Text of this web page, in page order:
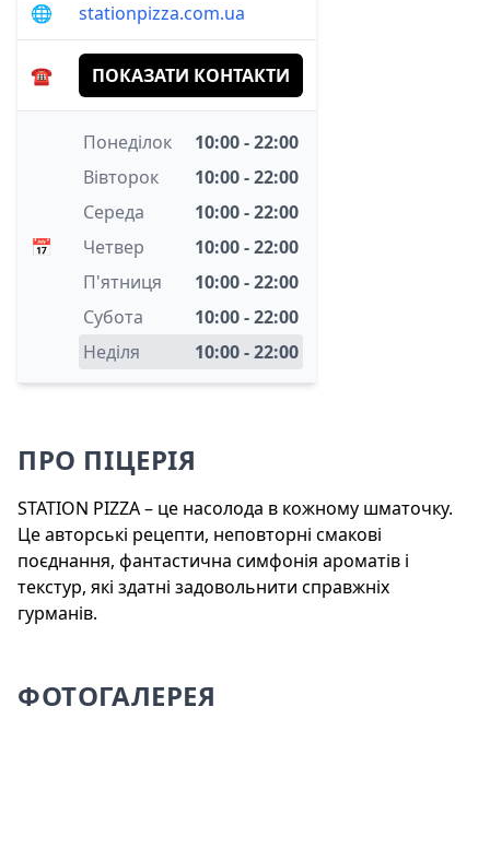
🌐 stationpizza.com.ua
☎️ ПОКАЗАТИ КОНТАКТИ
📅
Понеділок
10:00 - 22:00
Вівторок
10:00 - 22:00
Середа
10:00 - 22:00
Четвер
10:00 - 22:00
П'ятниця
10:00 - 22:00
Субота
10:00 - 22:00
Неділя
10:00 - 22:00
ПРО ПІЦЕРІЯ
STATION PIZZA – це насолода в кожному шматочку.
Це авторські рецепти, неповторні смакові
поєднання, фантастична симфонія ароматів і
текстур, які здатні задовольнити справжніх
гурманів.
ФОТОГАЛЕРЕЯ